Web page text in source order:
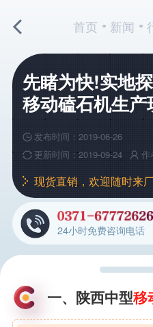
首页 新闻
先睹为快!实地
移动磕石机生产
发布时间：2019-06-26
更新时间：2019-09-24
作
现货直销，欢迎随时来
24小时免费咨询电话
一、陕西中型移